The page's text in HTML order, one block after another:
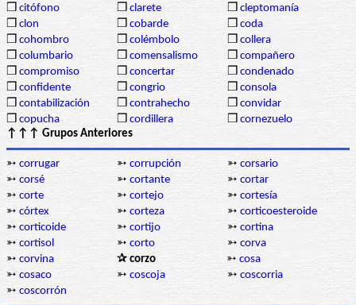
❒ citófono ❒ clarete ❒ cleptomanía
❒ clon ❒ cobarde ❒ coda
❒ cohombro ❒ colémbolo ❒ collera
❒ columbario ❒ comensalismo ❒ compañero
❒ compromiso ❒ concertar ❒ condenado
❒ confidente ❒ congrio ❒ consola
❒ contabilización ❒ contrahecho ❒ convidar
❒ copucha ❒ cordillera ❒ cornezuelo
↑↑↑ Grupos Anteriores
➳ corrugar ➳ corrupción ➳ corsario
➳ corsé ➳ cortante ➳ cortar
➳ corte ➳ cortejo ➳ cortesía
➳ córtex ➳ corteza ➳ corticoesteroide
➳ corticoide ➳ cortijo ➳ cortina
➳ cortisol ➳ corto ➳ corva
➳ corvina ✰ corzo ➳ cosa
➳ cosaco ➳ coscoja ➳ coscorria
➳ coscorrón